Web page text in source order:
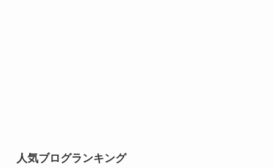
人気ブログランキング